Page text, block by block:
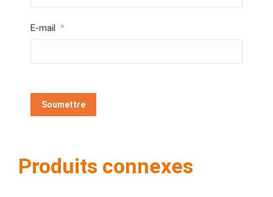
E-mail *
Produits connexes